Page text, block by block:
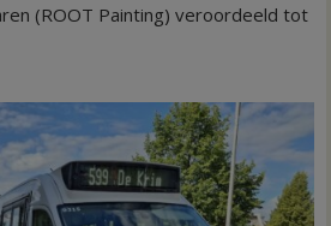
75.000
werknemers
(ROOT Painting) veroordeeld tot